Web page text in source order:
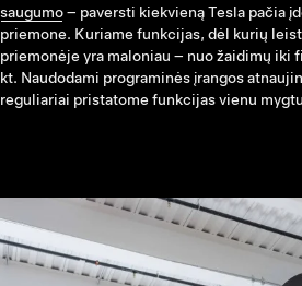
saugumo– paversti kiekvieną Tesla pačia
priemone. Kuriame funkcijas, dėl kurių
priemonėje yra maloniau – nuo žaidimų iki
kt. Naudodami programinės įrangos
reguliariai pristatome funkcijas vienu